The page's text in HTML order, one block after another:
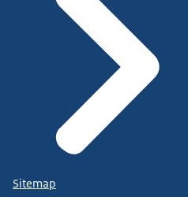
Sitemap